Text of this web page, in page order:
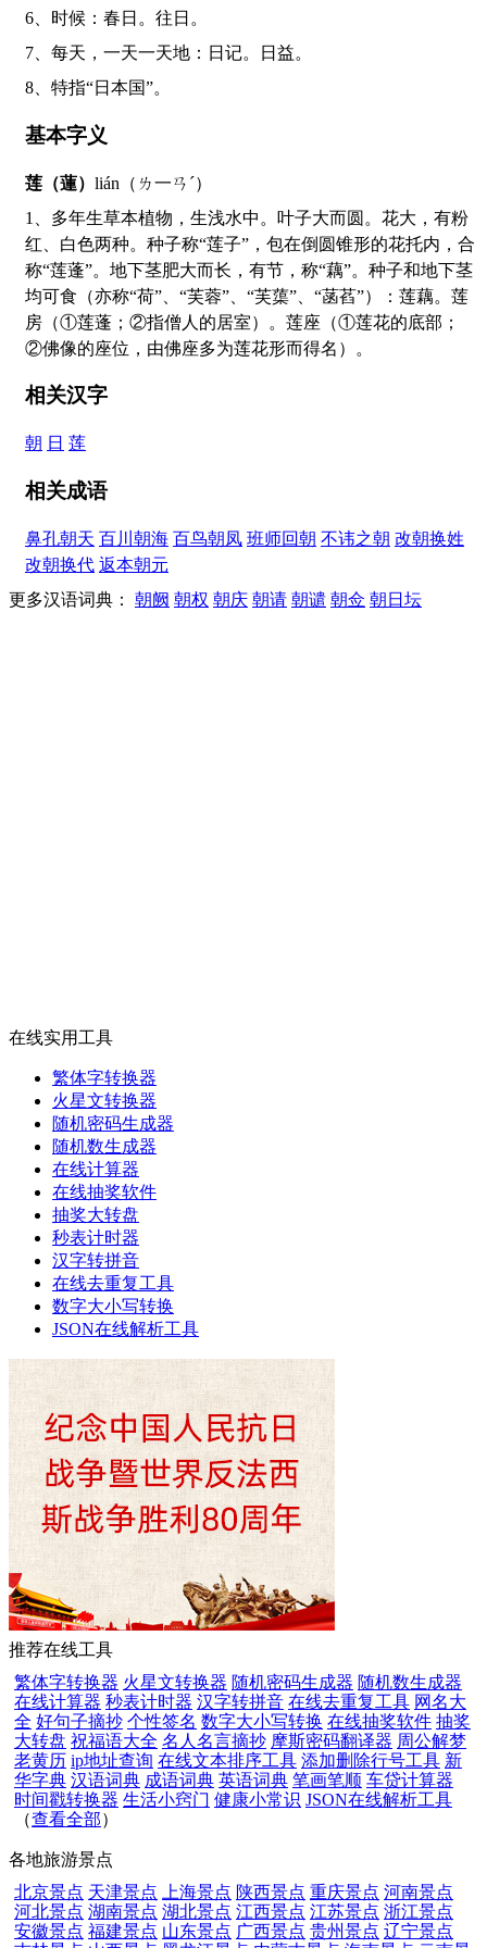
6、时候：春日。往日。
7、每天，一天一天地：日记。日益。
8、特指“日本国”。
基本字义
莲（蓮） lián（ㄌ一ㄢˊ）
1、多年生草本植物，生浅水中。叶子大而圆。花大，有粉
红、白色两种。种子称“莲子”，包在倒圆锥形的花托内，合
称“莲蓬”。地下茎肥大而长，有节，称“藕”。种子和地下茎
均可食（亦称“荷”、“芙蓉”、“芙蕖”、“菡萏”）：莲藕。莲
房（①莲蓬；②指僧人的居室）。莲座（①莲花的底部；
②佛像的座位，由佛座多为莲花形而得名）。
相关汉字
朝 日 莲
相关成语
鼻孔朝天 百川朝海 百鸟朝凤 班师回朝 不讳之朝 改朝换姓
改朝换代 返本朝元
更多汉语词典： 朝阙 朝权 朝庆 朝请 朝谴 朝佥 朝日坛
在线实用工具
繁体字转换器
火星文转换器
随机密码生成器
随机数生成器
在线计算器
在线抽奖软件
抽奖大转盘
秒表计时器
汉字转拼音
在线去重复工具
数字大小写转换
JSON在线解析工具
推荐在线工具
繁体字转换器 火星文转换器 随机密码生成器 随机数生成器
在线计算器 秒表计时器 汉字转拼音 在线去重复工具 网名大
全 好句子摘抄 个性签名 数字大小写转换 在线抽奖软件 抽奖
大转盘 祝福语大全 名人名言摘抄 摩斯密码翻译器 周公解梦
老黄历 ip地址查询 在线文本排序工具 添加删除行号工具 新
华字典 汉语词典 成语词典 英语词典 笔画笔顺 车贷计算器
时间戳转换器 生活小窍门 健康小常识 JSON在线解析工具
（查看全部）
各地旅游景点
北京景点 天津景点 上海景点 陕西景点 重庆景点 河南景点
河北景点 湖南景点 湖北景点 江西景点 江苏景点 浙江景点
安徽景点 福建景点 山东景点 广西景点 贵州景点 辽宁景点